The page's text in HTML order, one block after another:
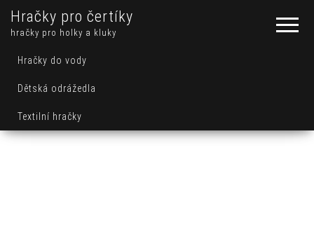
Hračky pro čertíky
hračky pro holky a kluky
Hračky do vody
Dětská odrážedla
Textilní hračky